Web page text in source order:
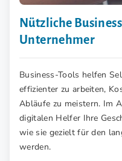
Nützliche
Unternehmer
Business-Tools helfen
effizienter zu arbeiten,
Abläufe zu meistern. Im
digitalen Helfer Ihre
wie sie gezielt für den
werden.